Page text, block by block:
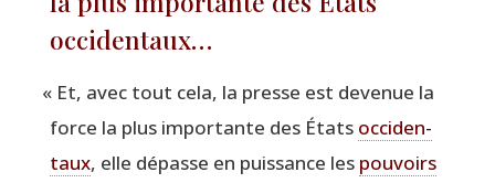
occidentaux…
« Et, avec tout cela, la presse est deve­nue la
force la plus impor­tante des États occi­den­
taux, elle dépasse en puis­sance les pou­voirs